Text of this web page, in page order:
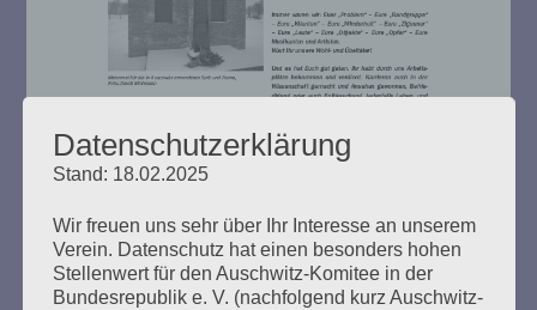
Datenschutzerklärung
Stand: 18.02.2025
Wir freuen uns sehr über Ihr Interesse an unserem
Verein. Datenschutz hat einen besonders hohen
Stellenwert für den Auschwitz-Komitee in der
Bundesrepublik e. V. (nachfolgend kurz Auschwitz-